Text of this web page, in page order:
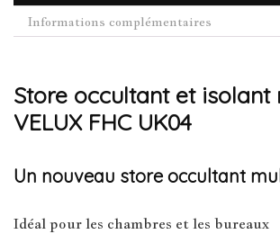
Informations complémentaires
Store occultant et isolant
VELUX FHC UK04
Un nouveau store occultant
Idéal pour les chambres et les bureaux